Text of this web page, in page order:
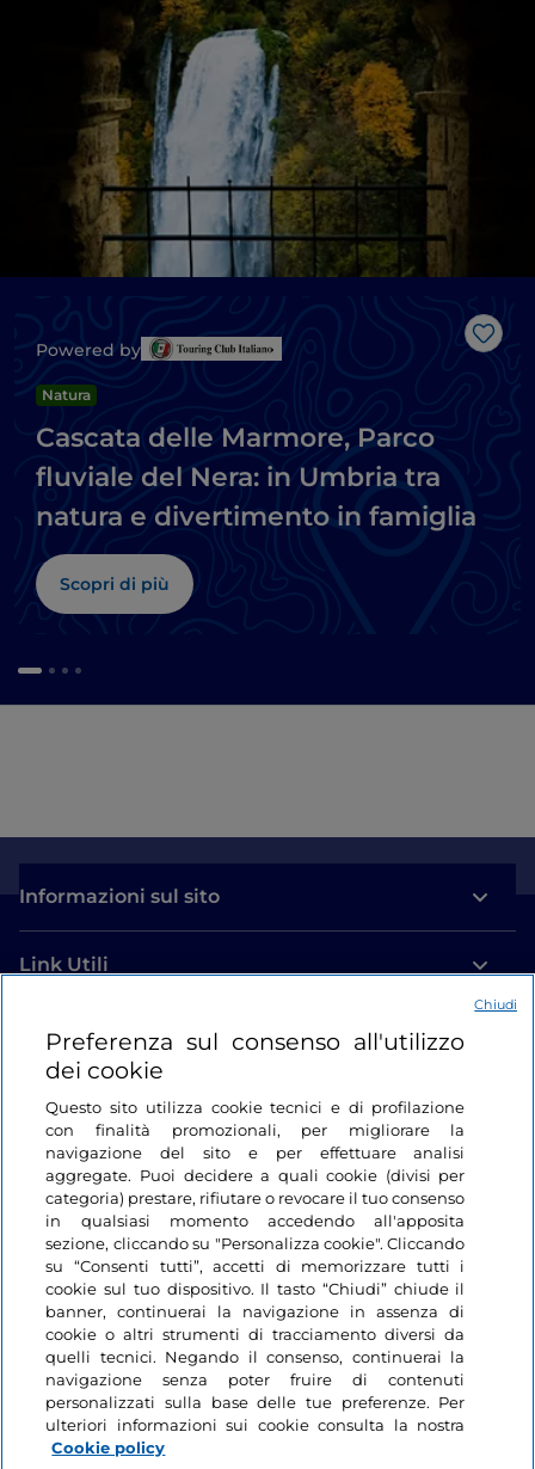
Like
Powered by
Natura
Cascata delle Marmore, Parco
fluviale del Nera: in Umbria tra
natura e divertimento in famiglia
Scopri di più
Informazioni sul sito
Link Utili
Login
Restiamo in contatto
Preferenza sul consenso all'utilizzo
dei cookie
Questo sito utilizza cookie tecnici e di profilazione
con finalità promozionali, per migliorare la
navigazione del sito e per effettuare analisi
aggregate. Puoi decidere a quali cookie (divisi per
categoria) prestare, rifiutare o revocare il tuo consenso
in qualsiasi momento accedendo all'apposita
sezione, cliccando su "Personalizza cookie". Cliccando
su “Consenti tutti”, accetti di memorizzare tutti i
cookie sul tuo dispositivo. Il tasto “Chiudi” chiude il
banner, continuerai la navigazione in assenza di
cookie o altri strumenti di tracciamento diversi da
quelli tecnici. Negando il consenso, continuerai la
navigazione senza poter fruire di contenuti
personalizzati sulla base delle tue preferenze. Per
ulteriori informazioni sui cookie consulta la nostra
Cookie policy
Chiudi